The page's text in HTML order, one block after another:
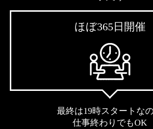
ほぼ365日開催
最終は19時スタートな
仕事終わりでもOK